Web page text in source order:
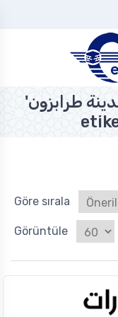
'تأجير سيارة في مركز مدينة طرابزون' ile
Göre sırala
Görüntüle